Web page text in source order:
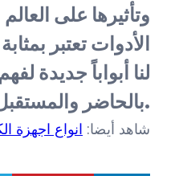
وتأثيرها على
الأدوات تعتبر
لنا أبواباً جديدة
بالحاضر والمستقبل.
شاهد أيضا: انواع اجهزة